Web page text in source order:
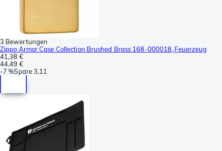
3 Bewertungen
Zippo Armor Case Collection Brushed Brass 168-000018, Feuerzeug
41,38 €
44,49 €
-7 %Spare3,11